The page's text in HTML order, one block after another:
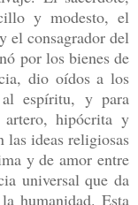
y modesto, el
el consagrador del
por los bienes de
dio oídos a los
espíritu, y para
artero, hipócrita y
las ideas religiosas
y de amor entre
universal que da
humanidad. Esta